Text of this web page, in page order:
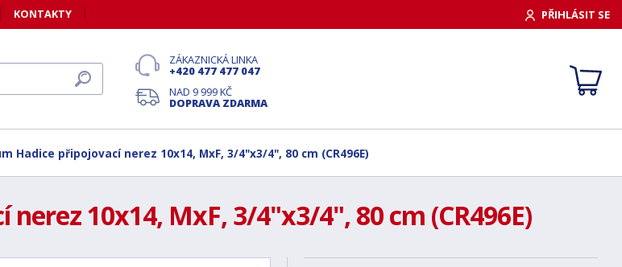
KONTAKTY PŘIHLÁSIT SE
ZÁKAZNICKÁ LINKA
+420 477 477 047
NAD 9 999 KČ
DOPRAVA ZDARMA
Hadice připojovací nerez 10x14, MxF, 3/4"x3/4", 80 cm (CR496E)
10x14, MxF, 3/4"x3/4", 80 cm (CR496E)